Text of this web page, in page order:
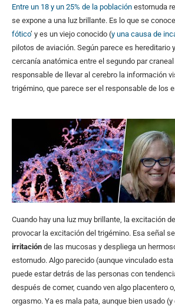
Entre un 18 y un 25% de la población estornuda
se expone a una luz brillante. Es lo que se
fótico’ y es un viejo conocido (y una causa de
pilotos de aviación. Según parece es hereditario
cercanía anatómica entre el segundo par craneal
responsable de llevar al cerebro la información
trigémino, que parece ser el responsable de los
Cuando hay una luz muy brillante, la excitación
provocar la excitación del trigémino. Esa señal
irritación de las mucosas y despliega un
estornudo. Algo parecido (aunque vinculado
puede estar detrás de las personas con
después de comer, cuando ven algo placentero
orgasmo. Ya es mala pata, aunque bien usado